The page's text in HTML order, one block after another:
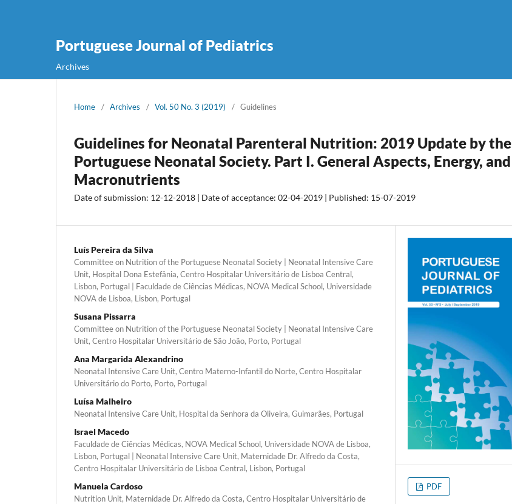
Portuguese Journal of Pediatrics
Archives
Home / Archives / Vol. 50 No. 3 (2019) / Guidelines
Guidelines for Neonatal Parenteral Nutrition: 2019 Update by the
Portuguese Neonatal Society. Part I. General Aspects, Energy, and
Macronutrients
Date of submission: 12-12-2018 | Date of acceptance: 02-04-2019 | Published: 15-07-2019
Luís Pereira da Silva
Committee on Nutrition of the Portuguese Neonatal Society | Neonatal Intensive Care
Unit, Hospital Dona Estefânia, Centro Hospitalar Universitário de Lisboa Central,
Lisbon, Portugal | Faculdade de Ciências Médicas, NOVA Medical School, Universidade
NOVA de Lisboa, Lisbon, Portugal
Susana Pissarra
Committee on Nutrition of the Portuguese Neonatal Society | Neonatal Intensive Care
Unit, Centro Hospitalar Universitário de São João, Porto, Portugal
Ana Margarida Alexandrino
Neonatal Intensive Care Unit, Centro Materno-Infantil do Norte, Centro Hospitalar
Universitário do Porto, Porto, Portugal
Luísa Malheiro
Neonatal Intensive Care Unit, Hospital da Senhora da Oliveira, Guimarães, Portugal
Israel Macedo
Faculdade de Ciências Médicas, NOVA Medical School, Universidade NOVA de Lisboa,
Lisbon, Portugal | Neonatal Intensive Care Unit, Maternidade Dr. Alfredo da Costa,
Centro Hospitalar Universitário de Lisboa Central, Lisbon, Portugal
Manuela Cardoso
Nutrition Unit, Maternidade Dr. Alfredo da Costa, Centro Hospitalar Universitário de
PDF